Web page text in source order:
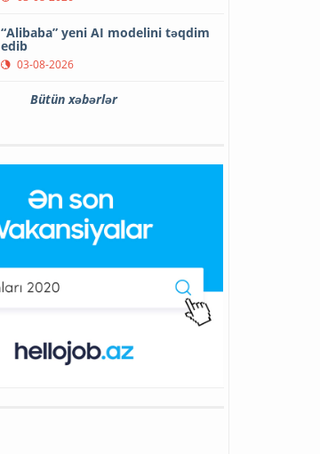
“Alibaba” yeni AI modelini təqdim
edib
03-08-2026
Bütün xəbərlər